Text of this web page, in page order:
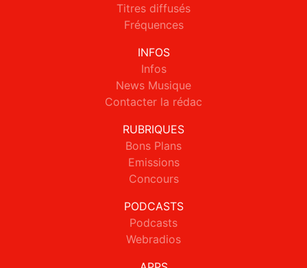
Titres diffusés
Fréquences
INFOS
Infos
News Musique
Contacter la rédac
RUBRIQUES
Bons Plans
Emissions
Concours
PODCASTS
Podcasts
Webradios